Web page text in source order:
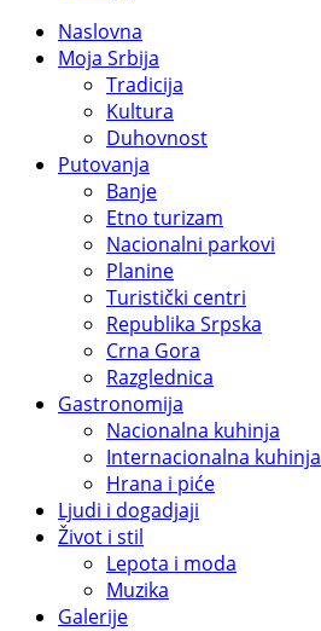
Naslovna
Moja Srbija
Tradicija
Kultura
Duhovnost
Putovanja
Banje
Etno turizam
Nacionalni parkovi
Planine
Turistički centri
Republika Srpska
Crna Gora
Razglednica
Gastronomija
Nacionalna kuhinja
Internacionalna kuhinja
Hrana i piće
Ljudi i dogadjaji
Život i stil
Lepota i moda
Muzika
Galerije